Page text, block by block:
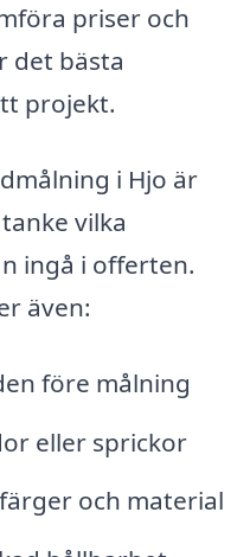
priser och
det bästa
projekt.
i Hjo är
vilka
ingå i offerten.
även:
före målning
eller sprickor
och material